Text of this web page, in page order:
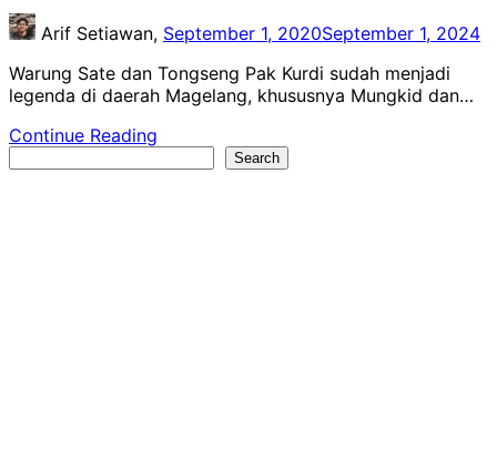
Arif Setiawan, September 1, 2020September 1, 2024
Warung Sate dan Tongseng Pak Kurdi sudah menjadi
legenda di daerah Magelang, khususnya Mungkid dan…
Continue Reading
Search